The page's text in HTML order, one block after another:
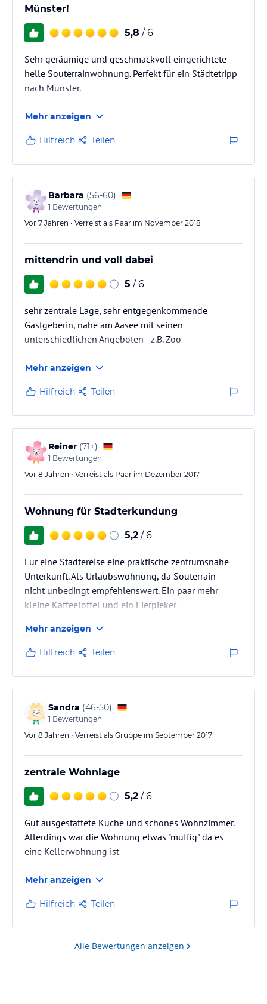
Münster!
5,8 / 6
Sehr geräumige und geschmackvoll eingerichtete
helle Souterrainwohnung. Perfekt für ein Städtetripp
nach Münster.
Mehr anzeigen
Hilfreich Teilen
Barbara (56-60)
1 Bewertungen
Vor 7 Jahren • Verreist als Paar im November 2018
mittendrin und voll dabei
5 / 6
sehr zentrale Lage, sehr entgegenkommende
Gastgeberin, nahe am Aasee mit seinen
unterschiedlichen Angeboten - z.B. Zoo -
Mehr anzeigen
Hilfreich Teilen
Reiner (71+)
1 Bewertungen
Vor 8 Jahren • Verreist als Paar im Dezember 2017
Wohnung für Stadterkundung
5,2 / 6
Für eine Städtereise eine praktische zentrumsnahe
Unterkunft. Als Urlaubswohnung, da Souterrain -
nicht unbedingt empfehlenswert. Ein paar mehr
kleine Kaffeelöffel und ein Eierpieker
Mehr anzeigen
Hilfreich Teilen
Sandra (46-50)
1 Bewertungen
Vor 8 Jahren • Verreist als Gruppe im September 2017
zentrale Wohnlage
5,2 / 6
Gut ausgestattete Küche und schönes Wohnzimmer.
Allerdings war die Wohnung etwas "muffig" da es
eine Kellerwohnung ist
Mehr anzeigen
Hilfreich Teilen
Alle Bewertungen anzeigen